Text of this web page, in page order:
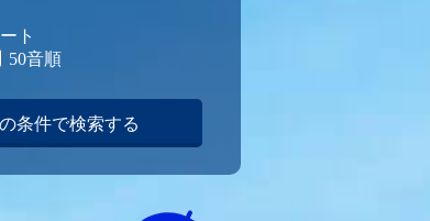
ト
50音順
条件で検索する